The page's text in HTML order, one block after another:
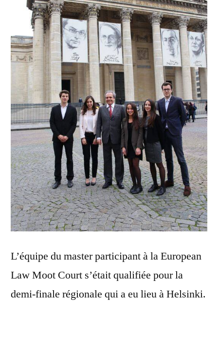
L’équipe du master participant à la European
Law Moot Court s’était qualifiée pour la
demi-finale régionale qui a eu lieu à Helsinki.